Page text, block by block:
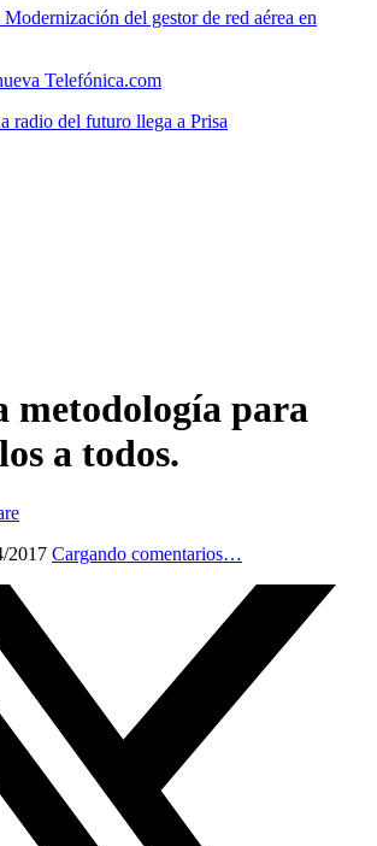
Modernización del gestor de red aérea en
Telefónica.com
radio del futuro llega a Prisa
metodología para
a todos.
2017 Cargando comentarios…